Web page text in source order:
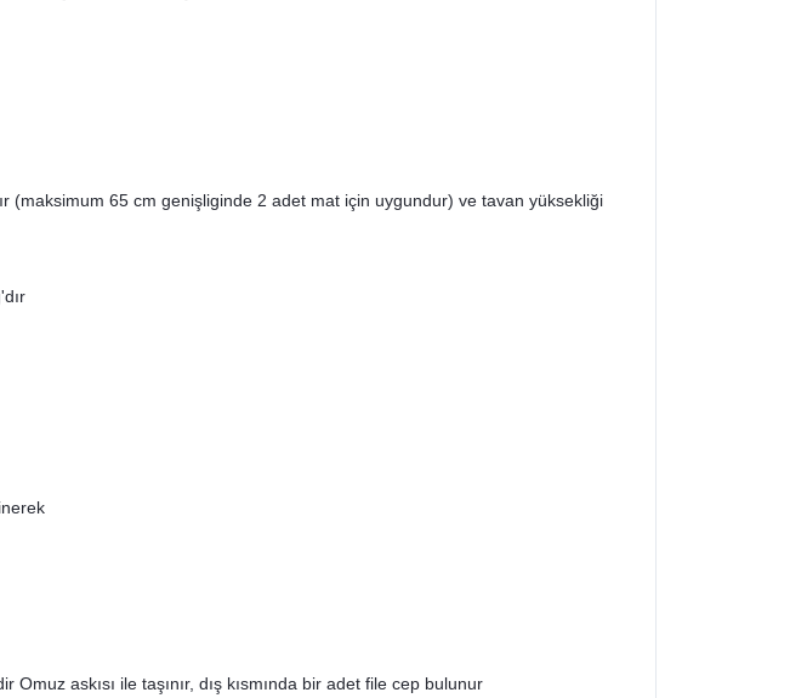
(maksimum 65 cm genişliginde 2 adet mat için uygundur) ve tavan yüksekliği
askısı ile taşınır, dış kısmında bir adet file cep bulunur